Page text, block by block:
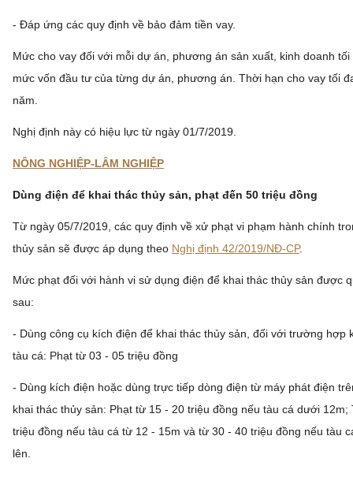
- Đáp ứng các quy định về bảo đảm tiền vay.
Mức cho vay đối với mỗi dự án, phương án sản xuất, kinh doanh tối
mức vốn đầu tư của từng dự án, phương án. Thời hạn cho vay tối
năm.
Nghị định này có hiệu lực từ ngày 01/7/2019.
NÔNG NGHIỆP-LÂM NGHIỆP
Dùng điện để khai thác thủy sản, phạt đến 50 triệu đồng
Từ ngày 05/7/2019, các quy định về xử phạt vi phạm hành chính
thủy sản sẽ được áp dụng theo Nghị định 42/2019/NĐ-CP.
Mức phạt đối với hành vi sử dụng điện để khai thác thủy sản được
sau:
- Dùng công cụ kích điện để khai thác thủy sản, đối với trường hợp
tàu cá: Phạt từ 03 - 05 triệu đồng
- Dùng kích điện hoặc dùng trực tiếp dòng điện từ máy phát điện
khai thác thủy sản: Phạt từ 15 - 20 triệu đồng nếu tàu cá dưới 12m;
triệu đồng nếu tàu cá từ 12 - 15m và từ 30 - 40 triệu đồng nếu tàu
lên.